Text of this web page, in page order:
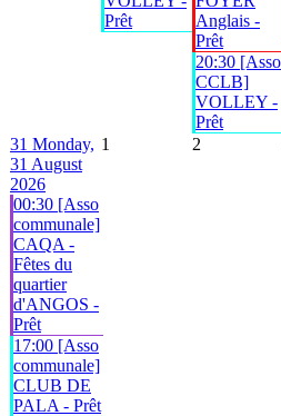
Prêt
Anglais -
Prêt
20:30 [Asso
CCLB]
VOLLEY -
Prêt
31 Monday,
31 August
2026
00:30 [Asso
communale]
CAQA -
Fêtes du
quartier
d'ANGOS -
Prêt
17:00 [Asso
communale]
CLUB DE
PALA - Prêt
1 2